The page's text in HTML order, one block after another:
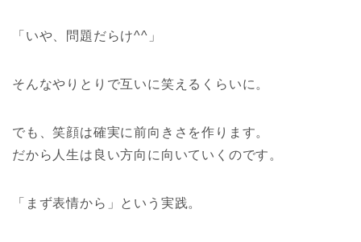
「いや、問題だらけ^^」
そんなやりとりで互いに笑えるくらいに。
でも、笑顔は確実に前向きさを作ります。
だから人生は良い方向に向いていくのです。
「まず表情から」という実践。